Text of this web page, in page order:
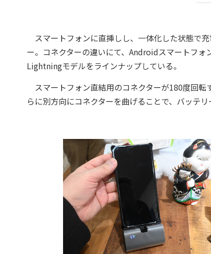
スマートフォンに直挿しし、一体化した状態で
ー。コネクターの違いにて、Androidスマートフ
Lightningモデルをラインナップしている。
スマートフォン直結用のコネクターが180度回
らに別方向にコネクターを曲げることで、バッテ